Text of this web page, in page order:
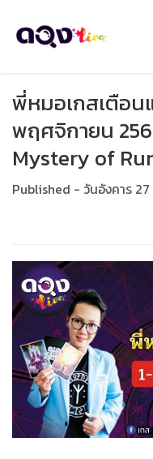
พี่หมอเกสเตือน
พฤศจิกายน
Mystery of
Published - วันอังคาร